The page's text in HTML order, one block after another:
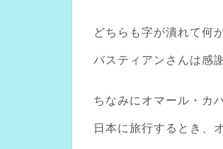
どちらも字が潰れて何
バスティアンさんは感
ちなみにオマール・カ
日本に旅行するとき、